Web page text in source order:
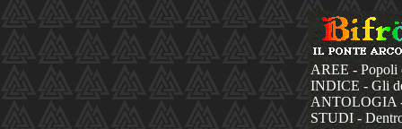
AREE - Popoli
INDICE - Gli
ANTOLOGIA
STUDI -